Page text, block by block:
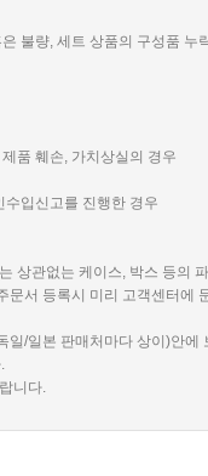
불량, 세트 상품의 구성품 누
품 훼손, 가치상실의 경우
입신고를 진행한 경우
상관없는 케이스, 박스 등의
서 등록시 미리 고객센터에
일/일본 판매처마다 상이)안에
니다.